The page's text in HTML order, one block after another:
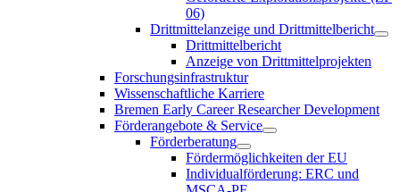
06)
Drittmittelanzeige und Drittmittelbericht
Drittmittelbericht
Anzeige von Drittmittelprojekten
Forschungsinfrastruktur
Wissenschaftliche Karriere
Bremen Early Career Researcher Development
Förderangebote & Service
Förderberatung
Fördermöglichkeiten der EU
Individualförderung: ERC und